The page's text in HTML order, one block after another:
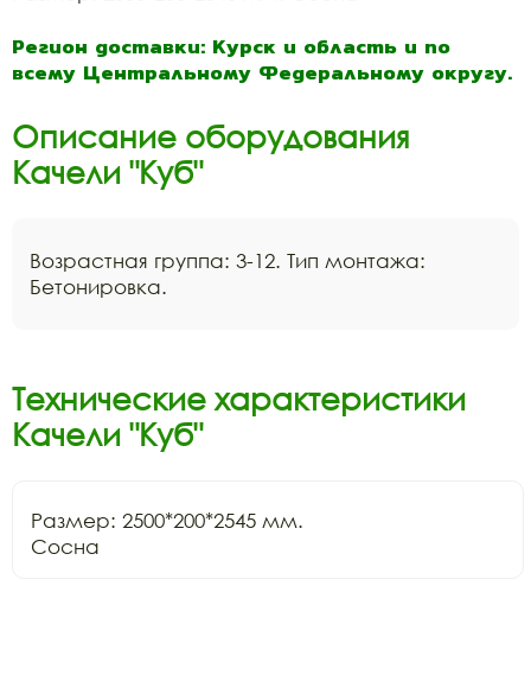
Регион доставки: Курск и область и по
всему Центральному Федеральному округу.
Описание оборудования
Качели "Куб"
Возрастная группа: 3-12. Тип монтажа:
Бетонировка.
Технические характеристики
Качели "Куб"
Размер: 2500*200*2545 мм.
Сосна